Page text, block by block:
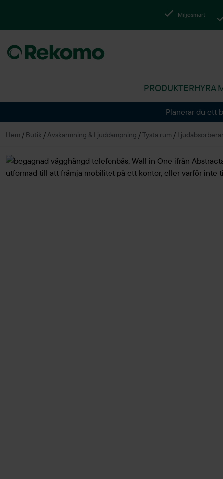
Miljösmart
PRODUKTERHYRA
Planerar du ett
Hem / Butik /Avskärmning & Ljuddämpning /Tysta rum /